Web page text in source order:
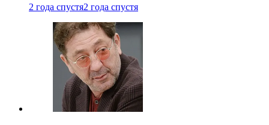
2 года спустя2 года спустя